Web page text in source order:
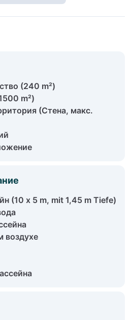
(240 m²)
m²)
(Стена, макс.
(10 x 5 m, mit 1,45 m Tiefe)
воздухе